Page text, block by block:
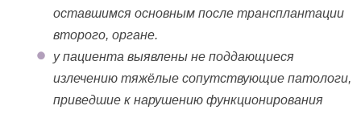
оставшимся основным после трансплантации
второго, органе.
у пациента выявлены не поддающиеся
излечению тяжёлые сопутствующие патологи,
приведшие к нарушению функционирования